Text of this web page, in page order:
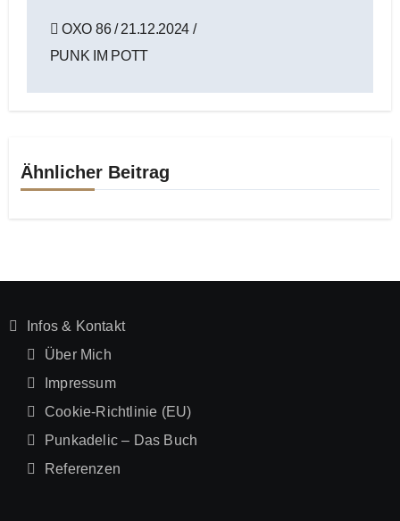
OXO 86 / 21.12.2024 /
PUNK IM POTT
Ähnlicher Beitrag
Infos & Kontakt
Über Mich
Impressum
Cookie-Richtlinie (EU)
Punkadelic – Das Buch
Referenzen